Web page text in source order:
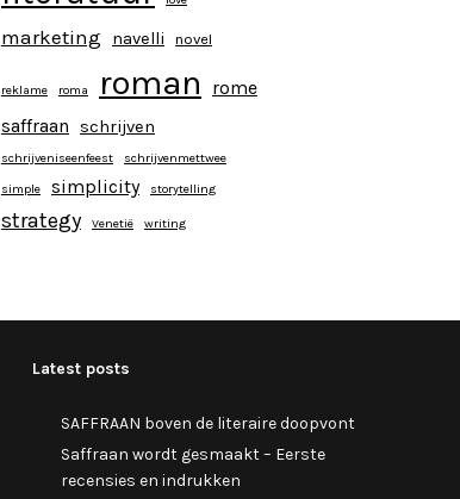
marketing navelli novel
reklame roma roman
rome
saffraan
schrijven
schrijveniseenfeest
schrijvenmettwee
simple
simplicity storytelling
strategy Venetië writing
Latest posts
SAFFRAAN boven de literaire doopvont
Saffraan wordt gesmaakt – Eerste
recensies en indrukken